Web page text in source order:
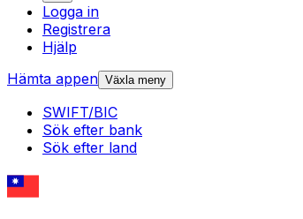
Logga in
Registrera
Hjälp
Hämta appen Växla meny
SWIFT/BIC
Sök efter bank
Sök efter land